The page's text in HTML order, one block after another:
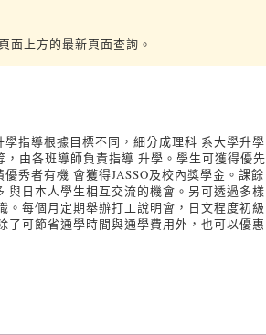
面上方的最新頁面查詢。
指導根據目標不同，細分成理科 系大學升學
由各班導師負責指導 升學。學生可獲得優先
秀者有機 會獲得JASSO及校內獎學金。課餘
與日本人學生相互交流的機會。另可透過多樣
每個月定期舉辦打工說明會，日文程度初級
可節省通學時間與通學費用外，也可以優惠